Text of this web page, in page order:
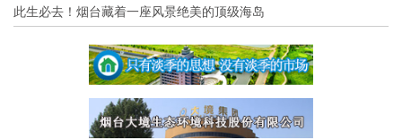
此生必去！烟台藏着一座风景绝美的顶级海岛